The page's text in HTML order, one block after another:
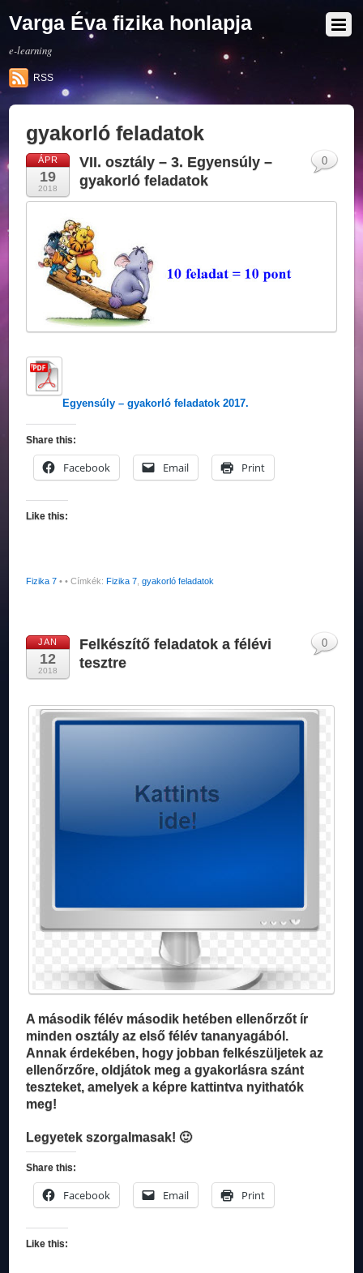
Varga Éva fizika honlapja
e-learning
RSS
gyakorló feladatok
ÁPR
19
2018
VII. osztály – 3. Egyensúly –
gyakorló feladatok
Egyensúly – gyakorló feladatok 2017.
Share this:
Facebook Email Print
Like this:
Fizika 7 •
0
• Címkék: Fizika 7 ,gyakorló feladatok
JAN
12
2018
Felkészítő feladatok a félévi
tesztre
A második félév második hetében ellenőrzőt ír
minden osztály az első félév tananyagából.
Annak érdekében, hogy jobban felkészüljetek az
ellenőrzőre, oldjátok meg a gyakorlásra szánt
teszteket, amelyek a képre kattintva nyithatók
meg!
Legyetek szorgalmasak! 🙂
Share this:
Facebook Email Print
Like this:
0